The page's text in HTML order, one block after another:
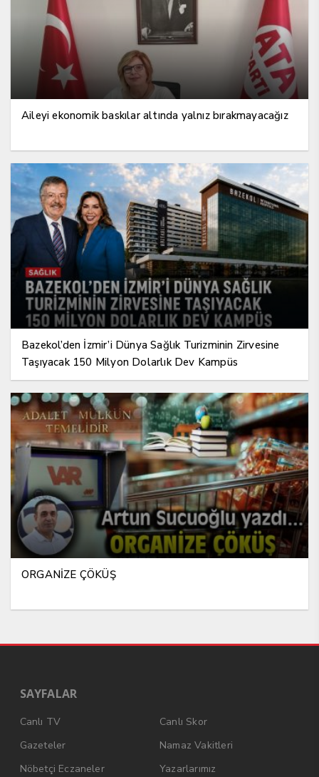
Aileyi ekonomik baskılar altında yalnız bırakmayacağız
Bazekol’den İzmir’i Dünya Sağlık Turizminin Zirvesine
Taşıyacak 150 Milyon Dolarlık Dev Kampüs
ORGANİZE ÇÖKÜŞ
SAYFALAR
Canlı TV
Canlı Skor
Gazeteler
Namaz Vakitleri
Nöbetçi Eczaneler
Yazarlarımız